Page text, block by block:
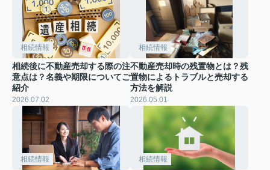
相続情報
相続後に不動産売却する際の注
意点は？名義や期限についてご
紹介
2026.07.02
相続情報
不動産売却時の残置物とは？残
置物によるトラブルと売却する
方法を解説
2026.05.01
相続情報 相続情報